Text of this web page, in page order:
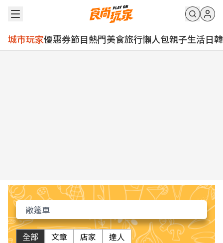
城市玩家優惠券節目熱門美食旅行懶人包親子生活日韓
全部 文章 店家 達人